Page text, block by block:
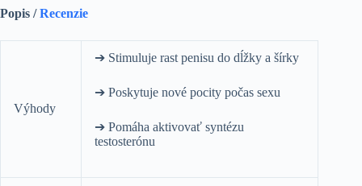
Popis /Recenzie
Výhody
➔ Stimuluje rast penisu do dĺžky a šírky
➔ Poskytuje nové pocity počas sexu
➔ Pomáha aktivovať syntézu
testosterónu